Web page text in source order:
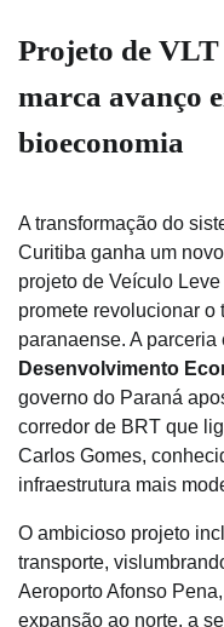
Projeto de
marca avanço
bioeconomia
A transformação do
Curitiba ganha um
projeto de Veículo
promete revolucionar o
paranaense. A parceria
Desenvolvimento
governo do Paraná
corredor de BRT que
Carlos Gomes,
infraestrutura mais
O ambicioso projeto
transporte,
Aeroporto Afonso
expansão ao norte, a